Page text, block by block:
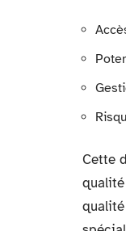
Cette